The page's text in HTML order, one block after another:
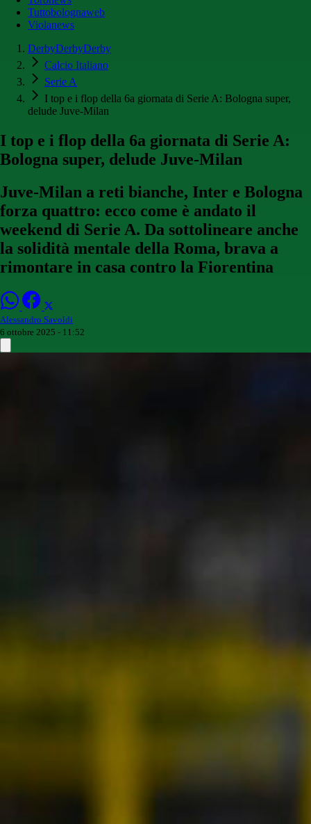
Tuttobolognaweb
Violanews
DerbyDerbyDerby
Calcio Italiano
Serie A
I top e i flop della 6a giornata di Serie A: Bologna super,
delude Juve-Milan
I top e i flop della 6a giornata di Serie A:
Bologna super, delude Juve-Milan
Juve-Milan a reti bianche, Inter e Bologna
forza quattro: ecco come è andato il
weekend di Serie A. Da sottolineare anche
la solidità mentale della Roma, brava a
rimontare in casa contro la Fiorentina
Alessandro Savoldi
6 ottobre 2025 - 11:52